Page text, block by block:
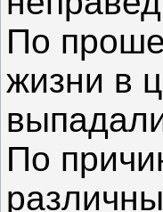
По
жизни в
По